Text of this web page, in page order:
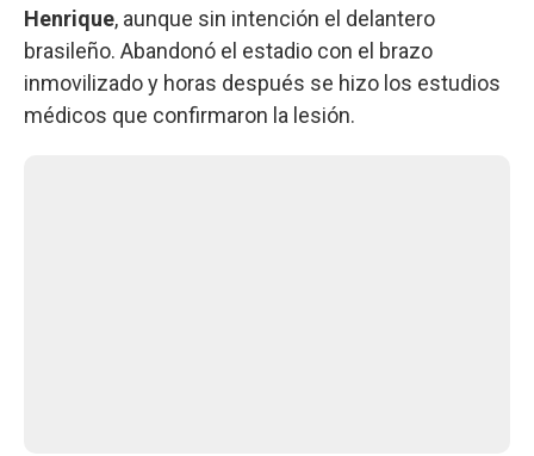
Henrique, aunque sin intención el delantero
brasileño. Abandonó el estadio con el brazo
inmovilizado y horas después se hizo los estudios
médicos que confirmaron la lesión.